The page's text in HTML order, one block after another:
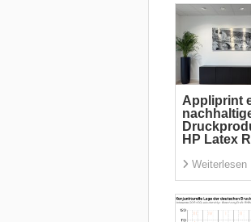
Appliprint
HP Latex
Weiterlesen